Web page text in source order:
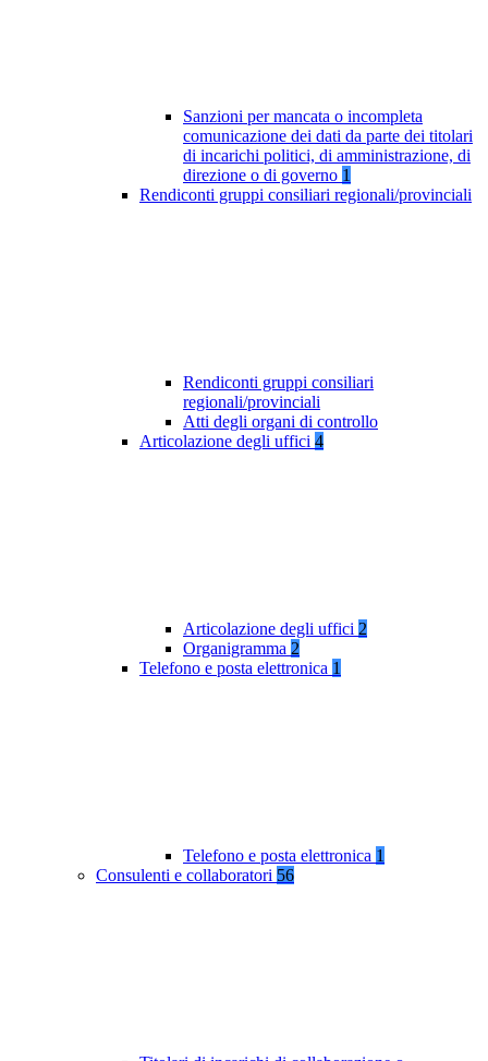
Sanzioni per mancata o incompleta
comunicazione dei dati da parte dei titolari
di incarichi politici, di amministrazione, di
direzione o di governo 1
Rendiconti gruppi consiliari regionali/provinciali
Rendiconti gruppi consiliari
regionali/provinciali
Atti degli organi di controllo
Articolazione degli uffici 4
Articolazione degli uffici 2
Organigramma 2
Telefono e posta elettronica 1
Telefono e posta elettronica 1
Consulenti e collaboratori 56